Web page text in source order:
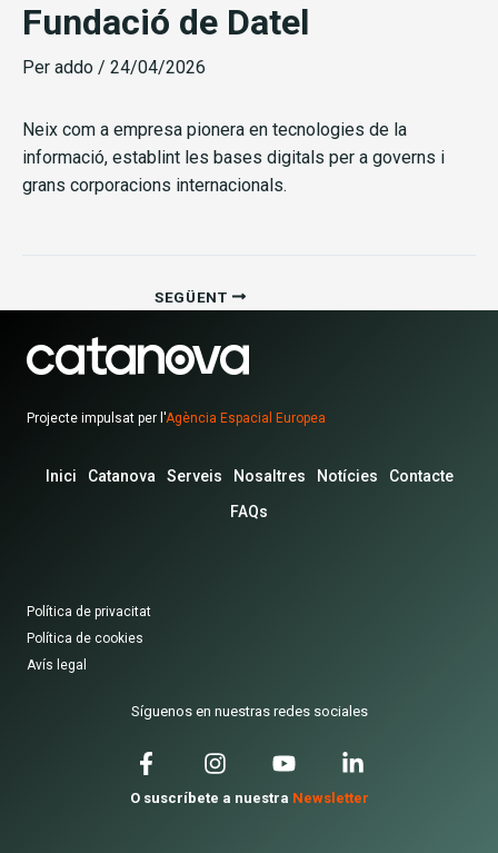
Fundació de Datel
Per addo / 24/04/2026
Neix com a empresa pionera en tecnologies de la
informació, establint les bases digitals per a governs i
grans corporacions internacionals.
SEGÜENT
Projecte impulsat per l'Agència Espacial Europea
Inici Catanova Serveis Nosaltres Notícies
Contacte
FAQs
Política de privacitat
Política de cookies
Avís legal
Síguenos en nuestras redes sociales
O suscríbete a nuestra Newsletter